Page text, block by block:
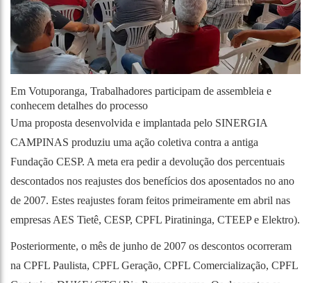
Em Votuporanga, Trabalhadores participam de assembleia e
conhecem detalhes do processo
Uma proposta desenvolvida e implantada pelo SINERGIA
CAMPINAS produziu uma ação coletiva contra a antiga
Fundação CESP. A meta era pedir a devolução dos percentuais
descontados nos reajustes dos benefícios dos aposentados no ano
de 2007. Estes reajustes foram feitos primeiramente em abril nas
empresas AES Tietê, CESP, CPFL Piratininga, CTEEP e Elektro).
Posteriormente, o mês de junho de 2007 os descontos ocorreram
na CPFL Paulista, CPFL Geração, CPFL Comercialização, CPFL